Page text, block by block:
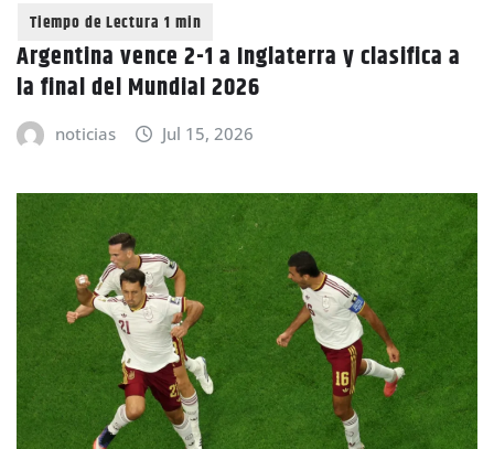
Argentina vence 2-1 a Inglaterra y clasifica a
la final del Mundial 2026
noticias Jul 15, 2026